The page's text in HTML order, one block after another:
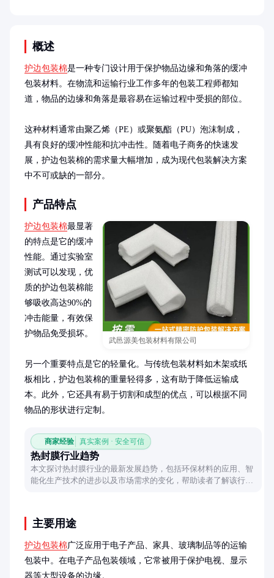
概述
护边包装棉是一种专门设计用于保护物品边缘和角落的缓冲
包装材料。在物流和运输行业工作多年的包装工程师都知
道，物品的边缘和角落是最容易在运输过程中受损的部位。
这种材料通常由聚乙烯（PE）或聚氨酯（PU）泡沫制成，
具有良好的缓冲性能和抗冲击性。随着电子商务的快速发
展，护边包装棉的需求量大幅增加，成为现代包装解决方案
中不可或缺的一部分。
产品特点
武邑源美包装材料有限公司
护边包装棉最显著
的特点是它的缓冲
性能。通过实验室
测试可以发现，优
质的护边包装棉能
够吸收高达90%的
冲击能量，有效保
护物品免受损坏。
另一个重要特点是它的轻量化。与传统包装材料如木架或纸
板相比，护边包装棉的重量轻得多，这有助于降低运输成
本。此外，它还具有易于切割和成型的优点，可以根据不同
物品的形状进行定制。
商家经验 真实案例 · 安全可信
热封膜行业趋势
本文探讨热封膜行业的最新发展趋势，包括环保材料的应用、智
能化生产技术的进步以及市场需求的变化，帮助读者了解该行业
主要用途
护边包装棉广泛应用于电子产品、家具、玻璃制品等的运输
包装中。在电子产品包装领域，它常被用于保护电视、显示
器等大型设备的边缘。